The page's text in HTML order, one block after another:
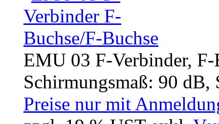
EMU 03 F-Verbinder, F-
Schirmungsmaß: 90 dB,
Preise nur mit